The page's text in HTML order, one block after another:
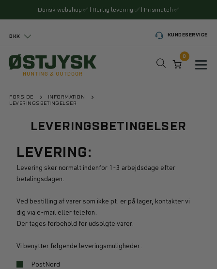
Dansk webshop ✅ | Hurtig levering ✅ | Prismatch ✅
DKK KUNDESERVICE
0
FORSIDE
INFORMATION
LEVERINGSBETINGELSER
LEVERINGSBETINGELSER
LEVERING:
Levering sker normalt indenfor 1-3 arbejdsdage efter
betalingsdagen.
Ved bestilling af varer som ikke pt. er på lager, kontakter vi
dig via e-mail eller telefon.
Der tages forbehold for udsolgte varer.
Vi benytter følgende leveringsmuligheder:
PostNord